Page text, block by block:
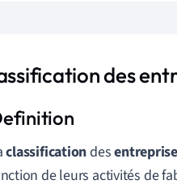
des
classificationdes
de leurs activités de